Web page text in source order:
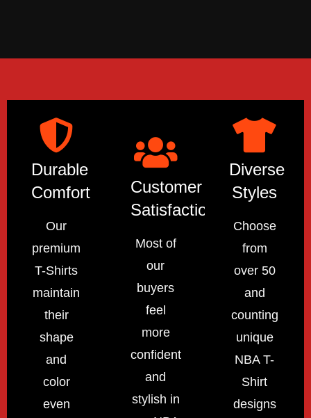
Durable
Comfort
Our
premium
T-Shirts
maintain
their
shape
and
color
even
Customer
Satisfaction
Most of
our
buyers
feel
more
confident
and
stylish in
Diverse
Styles
Choose
from
over 50
and
counting
unique
NBA T-
Shirt
designs